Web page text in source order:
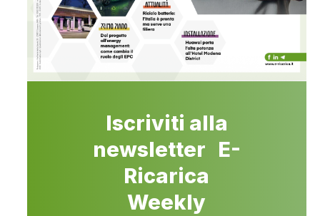
Iscriviti alla
newsletter E-
Ricarica
Weekly